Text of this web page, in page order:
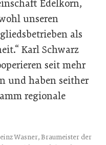
Edelkorn,
unseren
als
Karl Schwarz
seit mehr
und haben seither
regionale
Wasner, Braumeister der